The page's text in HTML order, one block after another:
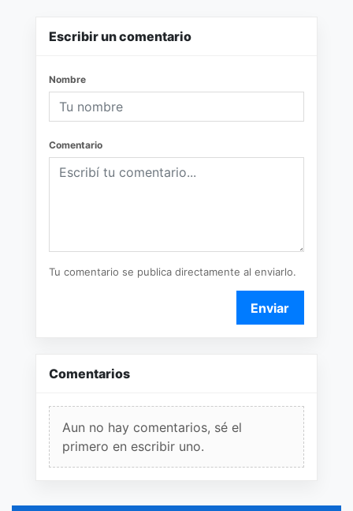
Escribir un comentario
Nombre
Comentario
Tu comentario se publica directamente al enviarlo.
Enviar
Comentarios
Aun no hay comentarios, sé el
primero en escribir uno.